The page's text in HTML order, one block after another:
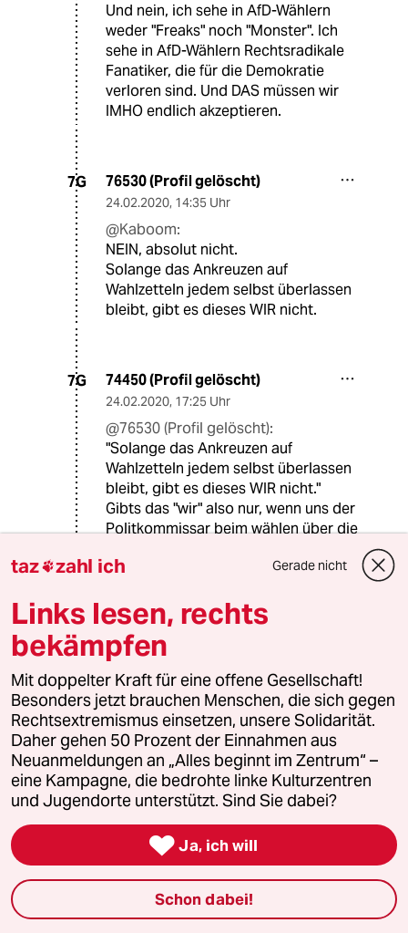
Und nein, ich sehe in AfD-Wählern
weder "Freaks" noch "Monster". Ich
sehe in AfD-Wählern Rechtsradikale
Fanatiker, die für die Demokratie
verloren sind. Und DAS müssen wir
IMHO endlich akzeptieren.
7G 76530 (Profil gelöscht)
24.02.2020, 14:35 Uhr
@Kaboom:
NEIN, absolut nicht.
Solange das Ankreuzen auf
Wahlzetteln jedem selbst überlassen
bleibt, gibt es dieses WIR nicht.
7G 74450 (Profil gelöscht)
24.02.2020, 17:25 Uhr
@76530 (Profil gelöscht):
"Solange das Ankreuzen auf
Wahlzetteln jedem selbst überlassen
bleibt, gibt es dieses WIR nicht."
Gibts das "wir" also nur, wenn uns der
Politkommissar beim wählen über die
Weiße Blase
24.02.2020
@Kaboom:
"...DAS wurde für die AfD-Wähler in
Hamburg (in hiesigen Kontext
natürlich) bewiesen...."
Wenn das ein Beweis sein soll (auch
im hiesigen Kontext), dann Gnade uns
Gott vor solchen Menschen wie
Ihnen.
Kaboom
24.02.2020,15:00 Uhr
taz zahl ich Gerade nicht
Links lesen, rechts
bekämpfen
Mit doppelter Kraft für eine offene Gesellschaft!
Besonders jetzt brauchen Menschen, die sich gegen
Rechtsextremismus einsetzen, unsere Solidarität.
Daher gehen 50 Prozent der Einnahmen aus
Neuanmeldungen an „Alles beginnt im Zentrum“ –
eine Kampagne, die bedrohte linke Kulturzentren
und Jugendorte unterstützt. Sind Sie dabei?
 Ja, ich will
Schon dabei!